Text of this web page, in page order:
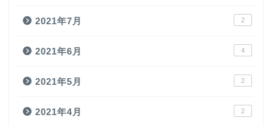
2021年7月 2
2021年6月 4
2021年5月 2
2021年4月 2